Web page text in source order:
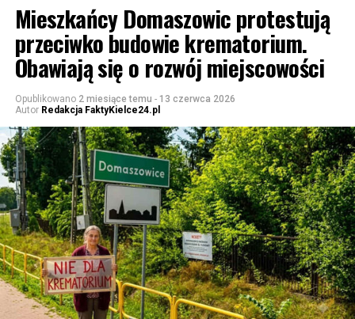
Mieszkańcy Domaszowic protestują
przeciwko budowie krematorium.
Obawiają się o rozwój miejscowości
Opublikowano 2 miesiące temu - 13 czerwca 2026
Autor Redakcja FaktyKielce24.pl